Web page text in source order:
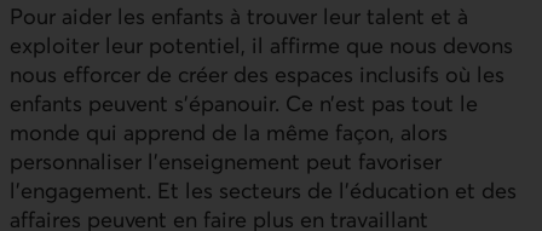
Pour aider les enfants à trouver leur talent et à
exploiter leur potentiel, il affirme que nous devons
nous efforcer de créer des espaces inclusifs où les
enfants peuvent s’épanouir. Ce n’est pas tout le
monde qui apprend de la même façon, alors
personnaliser l’enseignement peut favoriser
l’engagement. Et les secteurs de l’éducation et des
affaires peuvent en faire plus en travaillant